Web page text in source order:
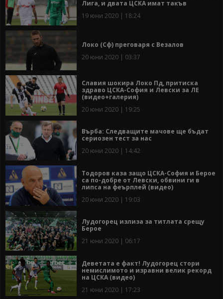
Лига, и двата ЦСКА имат такъв
19 юни 2020 | 18:24
Локо (Сф) преговаря с Везалов
20 юни 2020 | 03:37
Славия шокира Локо Пд, притиска
здраво ЦСКА-София и Левски за ЛЕ
(видео+галерия)
20 юни 2020 | 19:25
Върба: Следващите мачове ще бъдат
сериозен тест за нас
20 юни 2020 | 14:42
Тодоров каза защо ЦСКА-София и Берое
са по-добре от Левски, обвини ги в
липса на феърплей (видео)
20 юни 2020 | 19:03
Лудогорец излиза за титлата срещу
Берое
21 юни 2020 | 06:17
Деветата е факт! Лудогорец стори
немислимото и изравни велик рекорд
на ЦСКА (видео)
21 юни 2020 | 17:23